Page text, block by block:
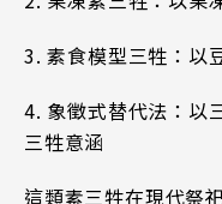
3. 素食模型三牲：以
4. 象徵式替代法：以
三牲意涵
這類素三牲在現代祭